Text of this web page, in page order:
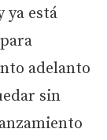
ya está
para
adelanto
sin